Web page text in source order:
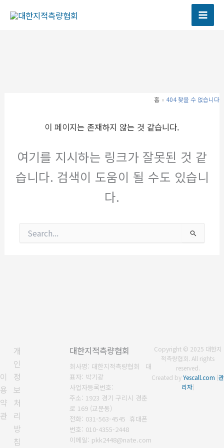
홈 404 찾을 수 없습니다
이 페이지는 존재하지 않는 것 같습니다.
여기를 지시하는 링크가 잘못된 것 같
습니다. 검색이 도움이 될 수도 있습니
다.
이
용
약
관
개
인
정
보
처
리
방
침
대한지적측량협회
회사명: 대한지적측량협회 대
표자: 박기광
사업자등록번호:
주소: 1923 경기 구리시 경춘
로 169 (교문동)
전화: 031-563-4545 휴대폰
번호: 010-4355-2448
이메일: pkk2448@nate.com
Copyright © 2025 대한지
적측량협회. All rights
reserved.
Created byYescall.com [관
리자]